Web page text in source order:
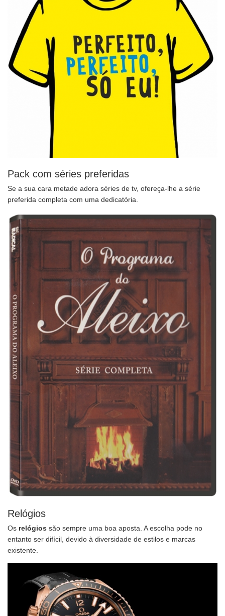
Pack com séries preferidas
Se a sua cara metade adora séries de tv, ofereça-lhe a série
preferida completa com uma dedicatória.
Relógios
Os relógios são sempre uma boa aposta. A escolha pode no
entanto ser difícil, devido à diversidade de estilos e marcas
existente.